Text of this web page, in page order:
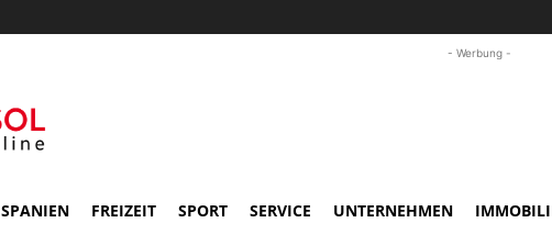
- Werbung -
SPANIEN FREIZEIT SPORT SERVICE UNTERNEHMEN